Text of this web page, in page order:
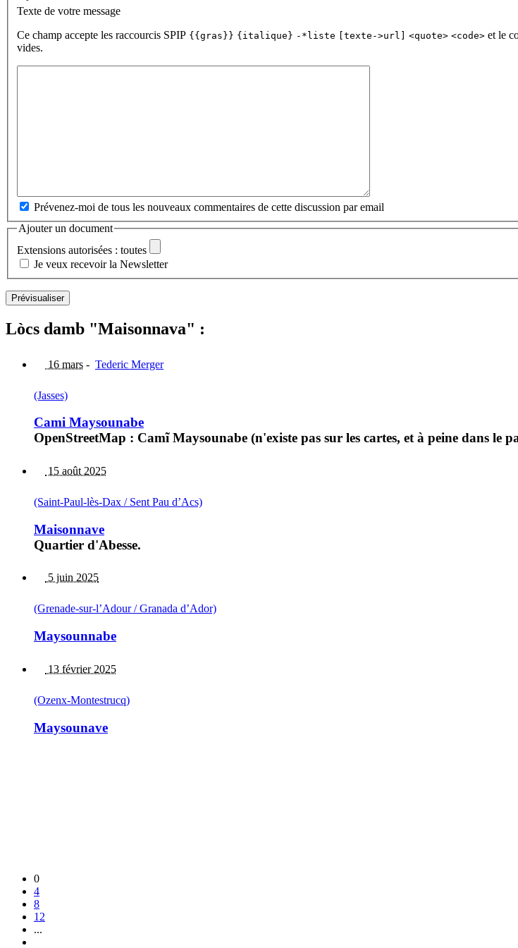
Texte de votre message
Ce champ accepte les raccourcis SPIP {{gras}} {italique} -*liste [texte->url] <quote> <code> et le
vides.
Prévenez-moi de tous les nouveaux commentaires de cette discussion par email
Ajouter un document
Extensions autorisées : toutes
Je veux recevoir la Newsletter
Lòcs damb "Maisonnava" :
16 mars - Tederic Merger
(Jasses)
Cami Maysounabe
OpenStreetMap : Camĩ Maysounabe (n'existe pas sur les cartes, et à peine dans le
15 août 2025
(Saint-Paul-lès-Dax / Sent Pau d’Acs)
Maisonnave
Quartier d'Abesse.
5 juin 2025
(Grenade-sur-l’Adour / Granada d’Ador)
Maysounnabe
13 février 2025
(Ozenx-Montestrucq)
Maysounave
0
4
8
12
...